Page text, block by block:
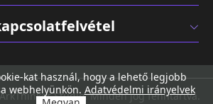
Studio. Minden jog fenntartva.
kat használ, hogy a lehető legjobb
webhelyünkön. Adatvédelmi irányelvek